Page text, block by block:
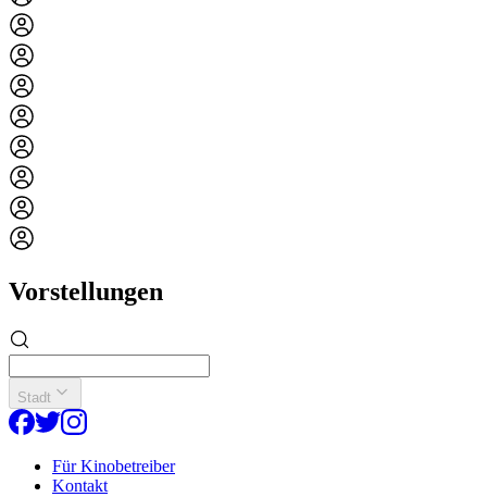
Vorstellungen
Stadt
Für Kinobetreiber
Kontakt